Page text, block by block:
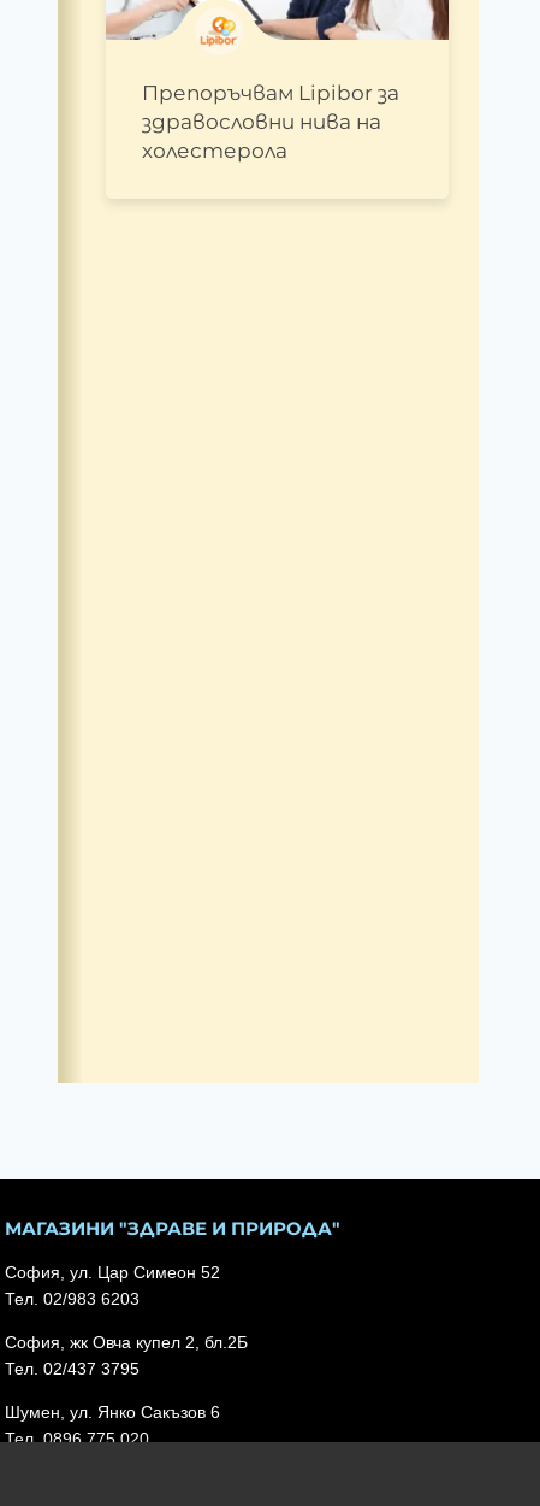
Препоръчвам Lipibor за
здравословни нива на
холестерола
МАГАЗИНИ "ЗДРАВЕ И ПРИРОДА"
София, ул. Цар Симеон 52
Тел. 02/983 6203
София, жк Овча купел 2, бл.2Б
Тел. 02/437 3795
Шумен, ул. Янко Сакъзов 6
Тел. 0896 775 020